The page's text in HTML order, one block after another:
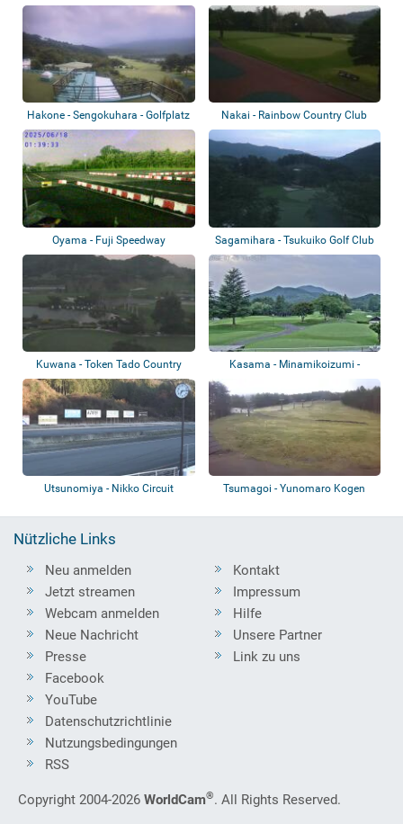
Hakone - Sengokuhara - Golfplatz Nakai - Rainbow Country Club
Oyama - Fuji Speedway Sagamihara - Tsukuiko Golf Club
Kuwana - Token Tado Country
Club Nagoya
Kasama - Minamikoizumi -
Utsunomiya - Nikko Circuit Tsumagoi - Yunomaro Kogen
Nützliche Links
Neu anmelden
Jetzt streamen
Webcam anmelden
Neue Nachricht
Presse
Kontakt
Impressum
Hilfe
Unsere Partner
Link zu uns
Facebook
YouTube
Datenschutzrichtlinie
Nutzungsbedingungen
RSS
Copyright 2004-2026 WorldCam®. All Rights Reserved.